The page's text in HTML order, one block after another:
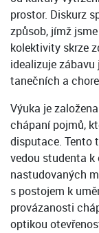
prostor. Diskurz
způsob, jímž
kolektivity skrze
idealizuje
tanečních a
Výuka je
chápaní pojmů,
disputace. Tento
vedou studenta
nastudovaných
s postojem k
provázanosti
optikou